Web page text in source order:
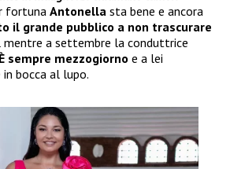
fortunaAntonella sta bene e ancora
il grande pubblico a non trascurare
mentre a settembre la conduttrice
È sempre mezzogiorno e a lei
bocca al lupo.